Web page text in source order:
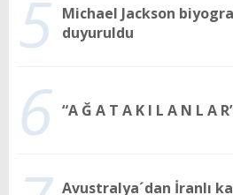
5 Michael Jackson
duyuruldu
6 “A Ğ A T A K I L A N L A
Avustralya´dan İranlı